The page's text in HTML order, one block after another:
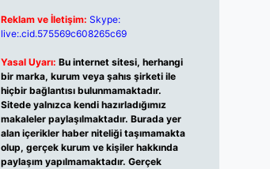
Reklam ve İletişim: Skype:
live:.cid.575569c608265c69
Yasal Uyarı: Bu internet sitesi, herhangi
bir marka, kurum veya şahıs şirketi ile
hiçbir bağlantısı bulunmamaktadır.
Sitede yalnızca kendi hazırladığımız
makaleler paylaşılmaktadır. Burada yer
alan içerikler haber niteliği taşımamakta
olup, gerçek kurum ve kişiler hakkında
paylaşım yapılmamaktadır. Gerçek